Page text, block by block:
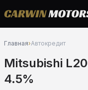
Главная›Автокредит
Mitsubishi
4.5%